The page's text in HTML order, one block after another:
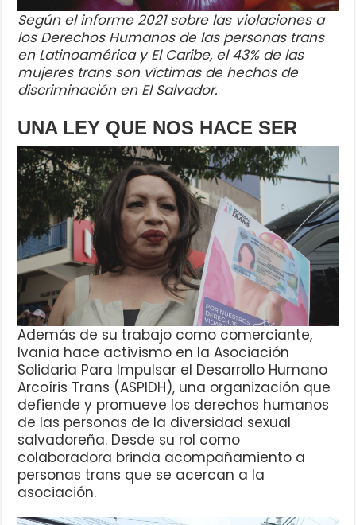
Según el informe 2021 sobre las violaciones a
los Derechos Humanos de las personas trans
en Latinoamérica y El Caribe, el 43% de las
mujeres trans son víctimas de hechos de
discriminación en El Salvador.
UNA LEY QUE NOS HACE SER
Además de su trabajo como comerciante,
Ivania hace activismo en la Asociación
Solidaria Para Impulsar el Desarrollo Humano
Arcoíris Trans (ASPIDH), una organización que
defiende y promueve los derechos humanos
de las personas de la diversidad sexual
salvadoreña. Desde su rol como
colaboradora brinda acompañamiento a
personas trans que se acercan a la
asociación.